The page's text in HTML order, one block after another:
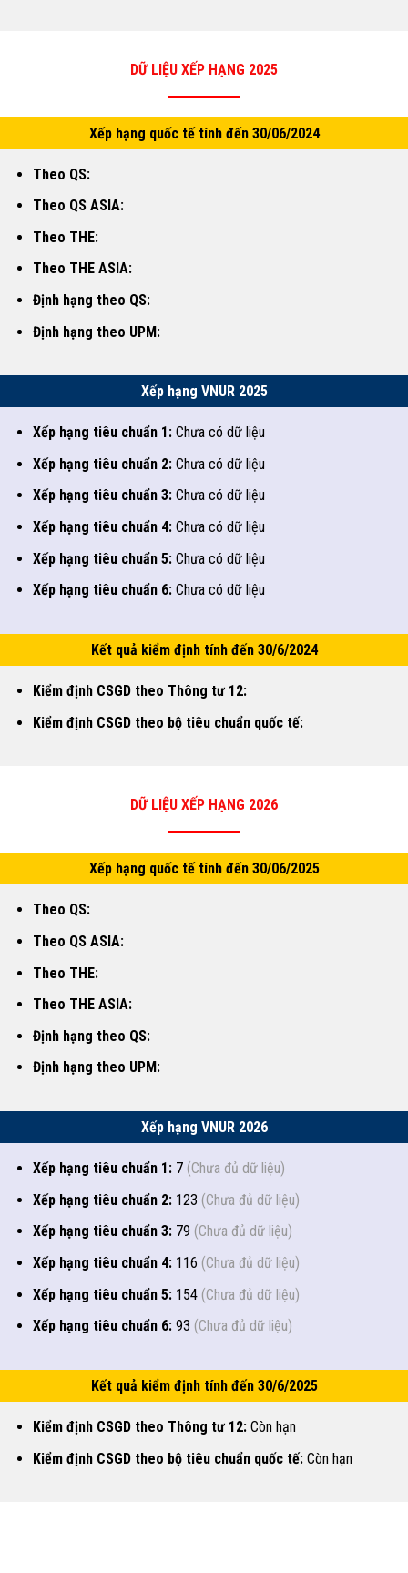
DỮ LIỆU XẾP HẠNG 2025
Xếp hạng quốc tế tính đến 30/06/2024
Theo QS:
Theo QS ASIA:
Theo THE:
Theo THE ASIA:
Định hạng theo QS:
Định hạng theo UPM:
Xếp hạng VNUR 2025
Xếp hạng tiêu chuẩn 1:Chưa có dữ liệu
Xếp hạng tiêu chuẩn 2:Chưa có dữ liệu
Xếp hạng tiêu chuẩn 3:Chưa có dữ liệu
Xếp hạng tiêu chuẩn 4:Chưa có dữ liệu
Xếp hạng tiêu chuẩn 5:Chưa có dữ liệu
Xếp hạng tiêu chuẩn 6:Chưa có dữ liệu
Kết quả kiểm định tính đến 30/6/2024
Kiểm định CSGD theo Thông tư 12:
Kiểm định CSGD theo bộ tiêu chuẩn quốc tế:
DỮ LIỆU XẾP HẠNG 2026
Xếp hạng quốc tế tính đến 30/06/2025
Theo QS:
Theo QS ASIA:
Theo THE:
Theo THE ASIA:
Định hạng theo QS:
Định hạng theo UPM:
Xếp hạng VNUR 2026
Xếp hạng tiêu chuẩn 1:7 (Chưa đủ dữ liệu)
Xếp hạng tiêu chuẩn 2:123 (Chưa đủ dữ liệu)
Xếp hạng tiêu chuẩn 3:79 (Chưa đủ dữ liệu)
Xếp hạng tiêu chuẩn 4:116 (Chưa đủ dữ liệu)
Xếp hạng tiêu chuẩn 5:154 (Chưa đủ dữ liệu)
Xếp hạng tiêu chuẩn 6:93 (Chưa đủ dữ liệu)
Kết quả kiểm định tính đến 30/6/2025
Kiểm định CSGD theo Thông tư 12:Còn hạn
Kiểm định CSGD theo bộ tiêu chuẩn quốc tế:Còn hạn